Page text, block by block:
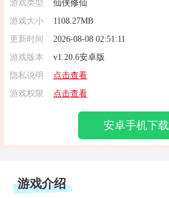
游戏类型
仙侠修仙
游戏大小
1108.27MB
更新时间
2026-08-08 02:51:11
游戏版本
v1.20.6安卓版
隐私说明
点击查看
游戏权限
点击查看
安卓手机下载
游戏介绍